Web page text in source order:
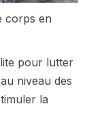
corps en
pour lutter
niveau des
la